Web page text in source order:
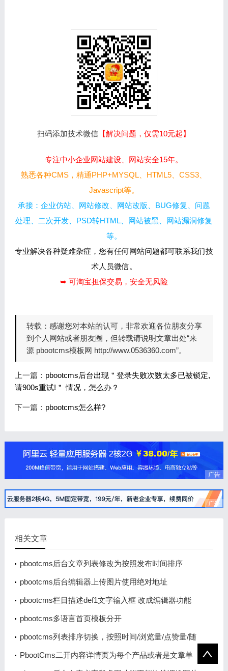
扫码添加技术微信 【解决问题，仅需10元起】
专注中小企业网站建设、网站安全15年。
熟悉各种CMS，精通PHP+MYSQL、HTML5、CSS3、
Javascript等。
承接：企业仿站、网站修改、网站改版、BUG修复、问题
处理、二次开发、PSD转HTML、网站被黑、网站漏洞修复
等。
专业解决各种疑难杂症，您有任何网站问题都可联系我们技
术人员微信。
➥ 可淘宝担保交易，安全无风险
转载： 感谢您对本站的认可，非常欢迎各位朋友分享
到个人网站或者朋友圈，但转载请说明文章出处“来
源 pbootcms模板网 http://www.0536360.com”。
上一篇： pbootcms后台出现＂登录失败次数太多已被锁定,
请900s重试!＂ 情况，怎么办？
下一篇： pbootcms怎么样?
广告
广告
相关文章
pbootcms后台文章列表修改为按照发布时间排序
pbootcms后台编辑器上传图片使用绝对地址
pbootcms栏目描述def1文字输入框 改成编辑器功能
pbootcms多语言首页模板分开
pbootcms列表排序切换，按照时间/浏览量/点赞量/随
机排序
PbootCms二开内容详情页为每个产品或者是文章单